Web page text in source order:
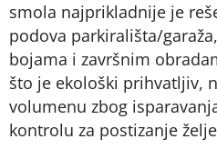
smola najprikladnije je
podova parkirališta/
bojama i završnim
što je ekološki prihvatljiv,
volumenu zbog
kontrolu za postizanje